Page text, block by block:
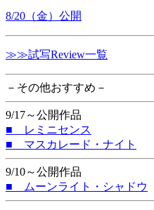
8/20（金）公開
≫≫試写Review一覧
－その他おすすめ－
9/17～公開作品
■ レミニセンス
■ マスカレード・ナイト
9/10～公開作品
■ ムーンライト・シャドウ